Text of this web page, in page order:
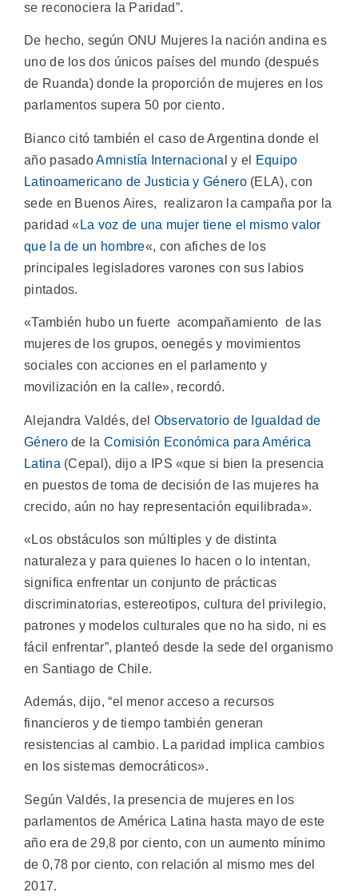
se reconociera la Paridad”.
De hecho, según ONU Mujeres la nación andina es
uno de los dos únicos países del mundo (después
de Ruanda) donde la proporción de mujeres en los
parlamentos supera 50 por ciento.
Bianco citó también el caso de Argentina donde el
año pasadoAmnistía Internacional y el
Equipo
Latinoamericano de Justicia y Género(ELA), con
sede en Buenos Aires, realizaron la campaña por la
paridad « La voz de una mujer tiene el mismo valor
que la de un hombre«, con afiches de los
principales legisladores varones con sus labios
pintados.
«También hubo un fuerte acompañamiento de las
mujeres de los grupos, oenegés y movimientos
sociales con acciones en el parlamento y
movilización en la calle», recordó.
Alejandra Valdés, del Observatorio de Igualdad de
Génerode la Comisión Económica para América
Latina (Cepal), dijo a IPS «que si bien la presencia
en puestos de toma de decisión de las mujeres ha
crecido, aún no hay representación equilibrada».
«Los obstáculos son múltiples y de distinta
naturaleza y para quienes lo hacen o lo intentan,
significa enfrentar un conjunto de prácticas
discriminatorias, estereotipos, cultura del privilegio,
patrones y modelos culturales que no ha sido, ni es
fácil enfrentar”, planteó desde la sede del organismo
en Santiago de Chile.
Además, dijo, “el menor acceso a recursos
financieros y de tiempo también generan
resistencias al cambio. La paridad implica cambios
en los sistemas democráticos».
Según Valdés, la presencia de mujeres en los
parlamentos de América Latina hasta mayo de este
año era de 29,8 por ciento, con un aumento mínimo
de 0,78 por ciento, con relación al mismo mes del
2017.